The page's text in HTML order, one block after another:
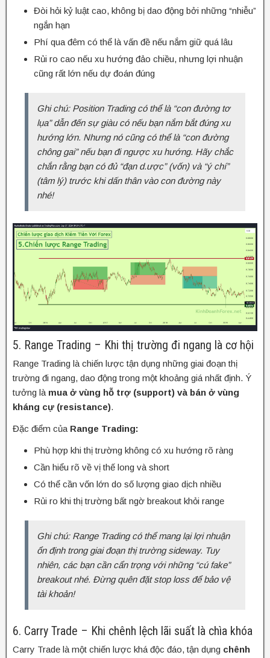
Đòi hỏi kỷ luật cao, không bị dao động bởi những “nhiễu”
ngắn hạn
Phí qua đêm có thể là vấn đề nếu nắm giữ quá lâu
Rủi ro cao nếu xu hướng đảo chiều, nhưng lợi nhuận
cũng rất lớn nếu dự đoán đúng
Ghi chú: Position Trading có thể là “con đường tơ
lụa” dẫn đến sự giàu có nếu bạn nắm bắt đúng xu
hướng lớn. Nhưng nó cũng có thể là “con đường
chông gai” nếu bạn đi ngược xu hướng. Hãy chắc
chắn rằng bạn có đủ “đạn d.ược” (vốn) và “ý chí”
(tâm lý) trước khi dấn thân vào con đường này
nhé!
5. Range Trading – Khi thị trường đi ngang là cơ hội
Range Trading là chiến lược tận dụng những giai đoạn thị
trường đi ngang, dao động trong một khoảng giá nhất định. Ý
tưởng là mua ở vùng hỗ trợ (support) và bán ở vùng
kháng cự (resistance).
Đặc điểm của Range Trading:
Phù hợp khi thị trường không có xu hướng rõ ràng
Cần hiểu rõ về vị thế long và short
Có thể cần vốn lớn do số lượng giao dịch nhiều
Rủi ro khi thị trường bất ngờ breakout khỏi range
Ghi chú: Range Trading có thể mang lại lợi nhuận
ổn định trong giai đoạn thị trường sideway. Tuy
nhiên, các bạn cần cẩn trọng với những “cú fake”
breakout nhé. Đừng quên đặt stop loss để bảo vệ
tài khoản!
6. Carry Trade – Khi chênh lệch lãi suất là chìa khóa
Carry Trade là một chiến lược khá độc đáo, tận dụng chênh